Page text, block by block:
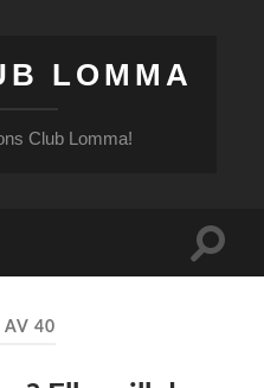
LOMMA
Club Lomma!
Slå
AV 40